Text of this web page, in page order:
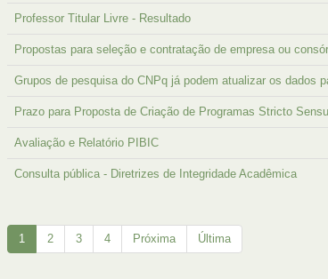
Professor Titular Livre - Resultado
Propostas para seleção e contratação de empresa ou
Grupos de pesquisa do CNPq já podem atualizar os dados
Prazo para Proposta de Criação de Programas Stricto
Avaliação e Relatório PIBIC
Consulta pública - Diretrizes de Integridade Acadêmica
1 2 3 4 Próxima Última